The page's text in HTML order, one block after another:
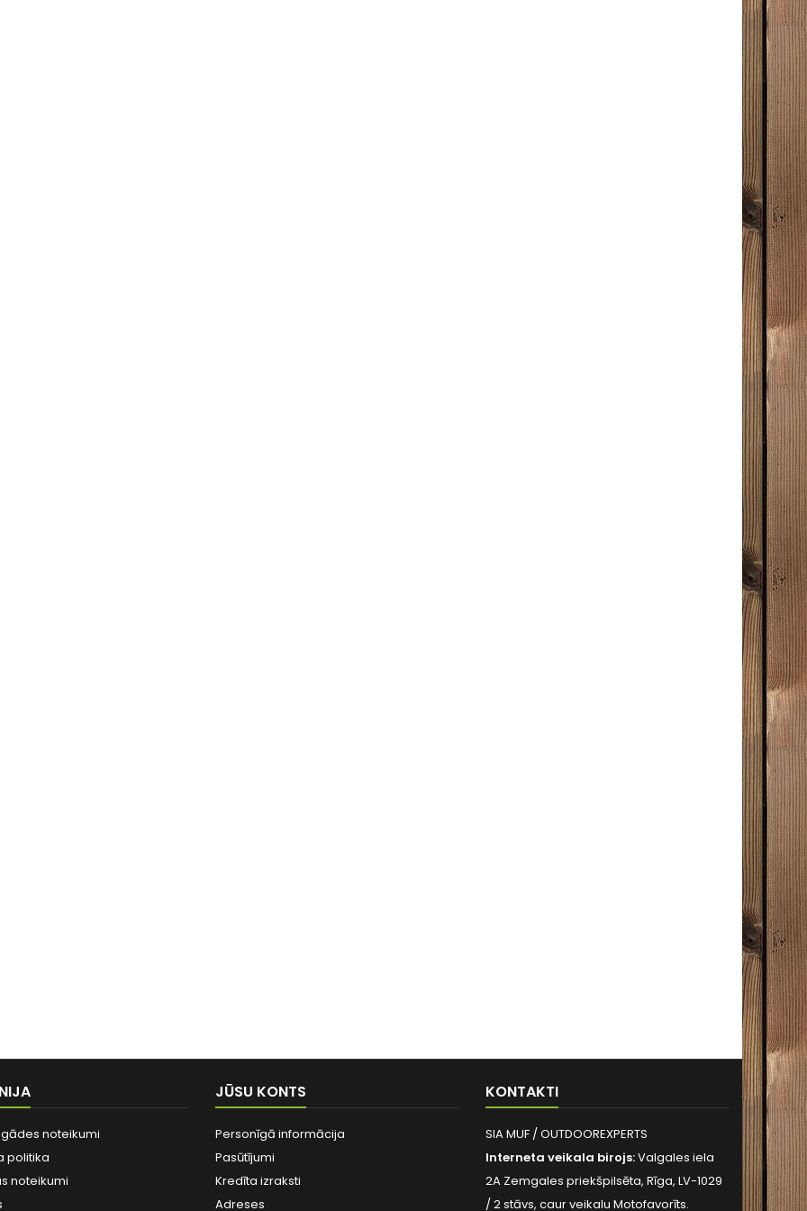
noteikumi
politika
noteikumi
JŪSU KONTS
Personīgā informācija
Pasūtījumi
Kredīta izraksti
Adreses
KONTAKTI
SIA MUF / OUTDOOREXPERTS
Interneta veikala birojs:Valgales iela
2A Zemgales priekšpilsēta, Rīga, LV-1029
/ 2 stāvs, caur veikalu Motofavorīts.